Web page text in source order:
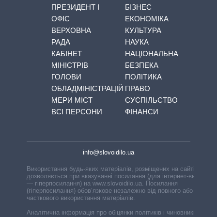
ПРЕЗИДЕНТ І
ОФІС
ВЕРХОВНА
РАДА
КАБІНЕТ
МІНІСТРІВ
ГОЛОВИ
ОБЛАДМІНІСТРАЦІЙ
МЕРИ МІСТ
ВСІ ПЕРСОНИ
БІЗНЕС
ЕКОНОМІКА
КУЛЬТУРА
НАУКА
НАЦІОНАЛЬНА
БЕЗПЕКА
ПОЛІТИКА
ПРАВО
СУСПІЛЬСТВО
ФІНАНСИ
info@slovoidilo.ua
Використання будь-яких матеріалів, розміщених на сайті,
дозволяється при вказуванні посилання (для інтернет-видань
— гіперпосилання) на www.slovoidilo.ua. Посилання
(гіперпосилання) обов’язкове незалежно від повного або
часткового використання матеріалів.
Аналітична інформація про обіцянки політиків і чиновників,